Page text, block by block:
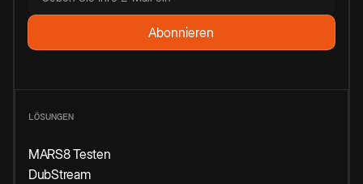
LÖSUNGEN
MARS8 Testen
DubStream